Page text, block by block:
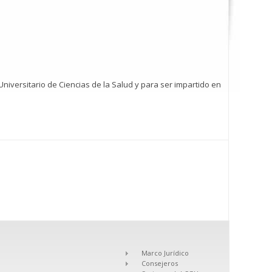
de Ciencias de la Salud y para ser impartido en
Marco Jurídico
Consejeros